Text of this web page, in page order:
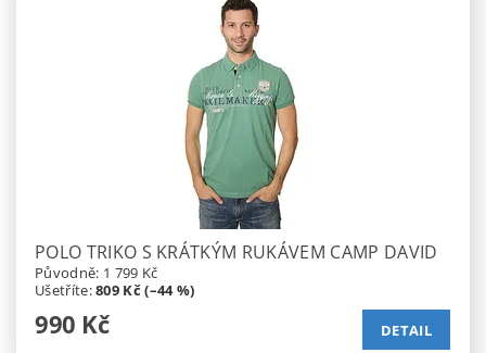
POLO TRIKO S KRÁTKÝM RUKÁVEM CAMP DAVID
Původně: 1 799 Kč
Ušetříte:809 Kč (–44 %)
990 Kč DETAIL